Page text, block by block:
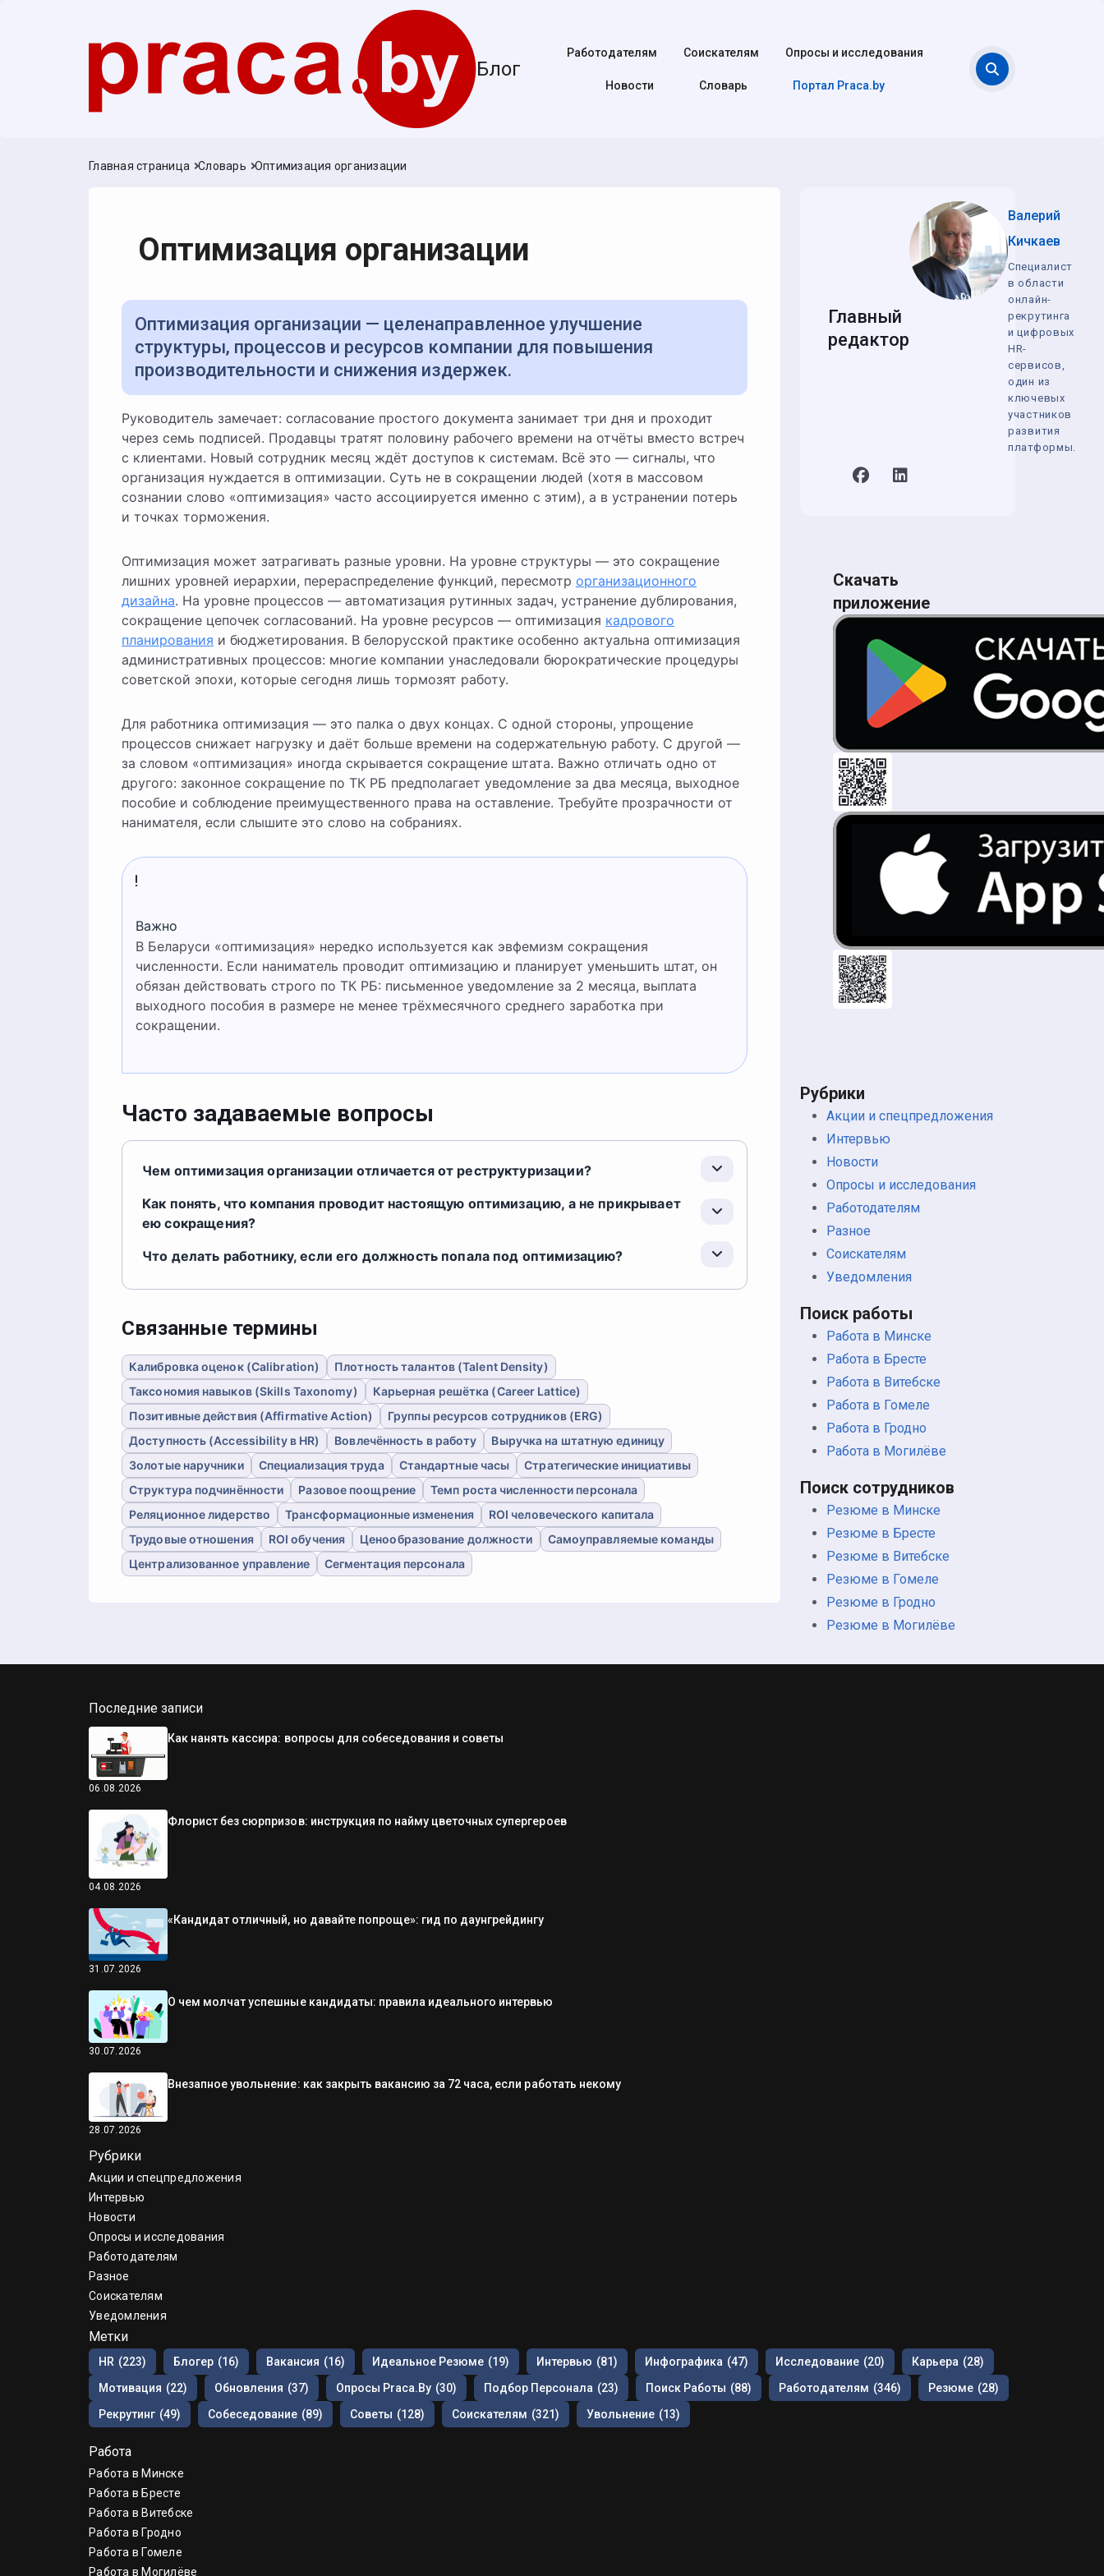
Блог
Работодателям Соискателям Опросы и исследования
Новости Cловарь Портал Praca.by
Главная страница Словарь Оптимизация организации
Оптимизация организации
Оптимизация организации — целенаправленное улучшение
структуры, процессов и ресурсов компании для повышения
производительности и снижения издержек.
Руководитель замечает: согласование простого документа занимает три дня и проходит
через семь подписей. Продавцы тратят половину рабочего времени на отчёты вместо встреч
с клиентами. Новый сотрудник месяц ждёт доступов к системам. Всё это — сигналы, что
организация нуждается в оптимизации. Суть не в сокращении людей (хотя в массовом
сознании слово «оптимизация» часто ассоциируется именно с этим), а в устранении потерь
и точках торможения.
Оптимизация может затрагивать разные уровни. На уровне структуры — это сокращение
лишних уровней иерархии, перераспределение функций, пересмотр организационного
дизайна. На уровне процессов — автоматизация рутинных задач, устранение дублирования,
сокращение цепочек согласований. На уровне ресурсов — оптимизация кадрового
планирования и бюджетирования. В белорусской практике особенно актуальна оптимизация
административных процессов: многие компании унаследовали бюрократические процедуры
советской эпохи, которые сегодня лишь тормозят работу.
Для работника оптимизация — это палка о двух концах. С одной стороны, упрощение
процессов снижает нагрузку и даёт больше времени на содержательную работу. С другой —
за словом «оптимизация» иногда скрывается сокращение штата. Важно отличать одно от
другого: законное сокращение по ТК РБ предполагает уведомление за два месяца, выходное
пособие и соблюдение преимущественного права на оставление. Требуйте прозрачности от
нанимателя, если слышите это слово на собраниях.
Важно
В Беларуси «оптимизация» нередко используется как эвфемизм сокращения
численности. Если наниматель проводит оптимизацию и планирует уменьшить штат, он
обязан действовать строго по ТК РБ: письменное уведомление за 2 месяца, выплата
выходного пособия в размере не менее трёхмесячного среднего заработка при
сокращении.
Часто задаваемые вопросы
Чем оптимизация организации отличается от реструктуризации?
Как понять, что компания проводит настоящую оптимизацию, а не прикрывает
ею сокращения?
Что делать работнику, если его должность попала под оптимизацию?
Связанные термины
Калибровка оценок (Calibration)
Плотность талантов (Talent Density)
Таксономия навыков (Skills Taxonomy)
Карьерная решётка (Career Lattice)
Позитивные действия (Affirmative Action)
Группы ресурсов сотрудников (ERG)
Доступность (Accessibility в HR)
Вовлечённость в работу
Выручка на штатную единицу
Золотые наручники
Специализация труда Стандартные часы
Стратегические инициативы
Структура подчинённости
Разовое поощрение
Темп роста численности персонала
Реляционное лидерство
Трансформационные изменения
ROI человеческого капитала
Трудовые отношения
ROI обучения Ценообразование должности
Самоуправляемые команды
Централизованное управление
Сегментация персонала
Главный
редактор
Валерий
Кичкаев
Специалист
в области
онлайн-
рекрутинга
и цифровых
HR-
сервисов,
один из
ключевых
участников
развития
платформы.
Скачать
приложение
Рубрики
Акции и спецпредложения
Интервью
Новости
Опросы и исследования
Работодателям
Разное
Соискателям
Уведомления
Поиск работы
Работа в Минске
Работа в Бресте
Работа в Витебске
Работа в Гомеле
Работа в Гродно
Работа в Могилёве
Поиск сотрудников
Резюме в Минске
Резюме в Бресте
Резюме в Витебске
Резюме в Гомеле
Резюме в Гродно
Резюме в Могилёве
Последние записи
06.08.2026
Как нанять кассира: вопросы для собеседования и советы
04.08.2026
Флорист без сюрпризов: инструкция по найму цветочных супергероев
31.07.2026
«Кандидат отличный, но давайте попроще»: гид по даунгрейдингу
30.07.2026
О чем молчат успешные кандидаты: правила идеального интервью
28.07.2026
Внезапное увольнение: как закрыть вакансию за 72 часа, если работать некому
Рубрики
Акции и спецпредложения
Интервью
Новости
Опросы и исследования
Работодателям
Разное
Соискателям
Уведомления
Метки
HR (223) Блогер (16) Вакансия (16) Идеальное Резюме (19) Интервью (81) Инфографика (47) Исследование (20) Карьера (28)
Мотивация (22) Обновления (37) Опросы Praca.by (30) Подбор Персонала (23) Поиск Работы (88) Работодателям (346) Резюме (28)
Рекрутинг (49) Собеседование (89) Советы (128) Соискателям (321) Увольнение (13)
Работа
Работа в Минске
Работа в Бресте
Работа в Витебске
Работа в Гродно
Работа в Гомеле
Работа в Могилёве